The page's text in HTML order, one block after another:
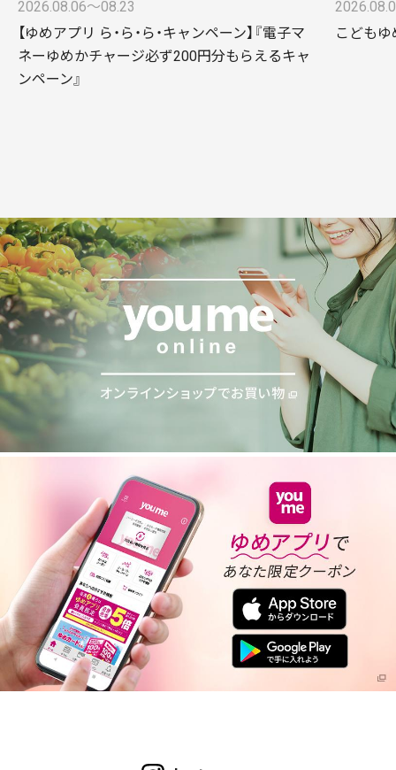
2026.08.06〜08.23
【ゆめアプリ ら・ら・ら・キャンペーン】『電子マ
ネーゆめかチャージ必ず200円分もらえるキャ
ンペーン』
こども